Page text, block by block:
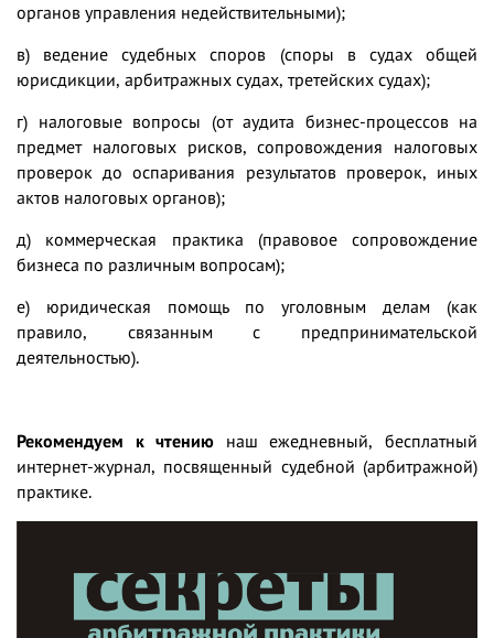
органов управления недействительными);
в) ведение судебных споров (споры в судах общей
юрисдикции, арбитражных судах, третейских судах);
г) налоговые вопросы (от аудита бизнес-процессов на
предмет налоговых рисков, сопровождения налоговых
проверок до оспаривания результатов проверок, иных
актов налоговых органов);
д) коммерческая практика (правовое сопровождение
бизнеса по различным вопросам);
е) юридическая помощь по уголовным делам (как
правило, связанным с предпринимательской
деятельностью).
Рекомендуем к чтению наш ежедневный, бесплатный
интернет-журнал, посвященный судебной (арбитражной)
практике.